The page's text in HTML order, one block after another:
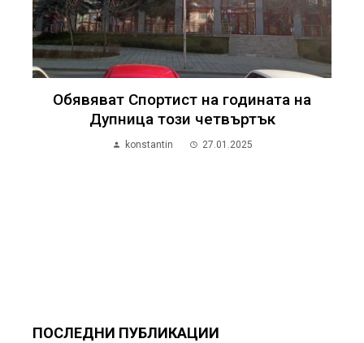
Обявяват Спортист на годината на
Дупница този четвъртък
konstantin 27.01.2025
ПОСЛЕДНИ ПУБЛИКАЦИИ